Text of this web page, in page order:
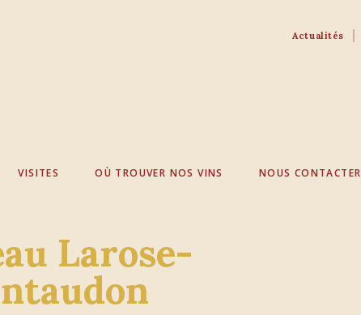
Actualités
VISITES OÙ TROUVER NOS VINS NOUS CONTACTER
Larose-